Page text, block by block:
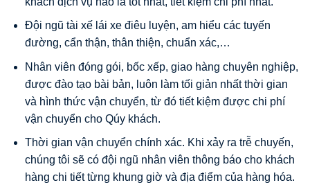
Đội ngũ tài xế lái xe điêu luyện, am hiểu các tuyến
đường, cẩn thận, thân thiện, chuẩn xác,…
Nhân viên đóng gói, bốc xếp, giao hàng chuyên nghiệp,
được đào tạo bài bản, luôn làm tối giản nhất thời gian
và hình thức vận chuyển, từ đó tiết kiệm được chi phí
vận chuyển cho Qúy khách.
Thời gian vận chuyển chính xác. Khi xảy ra trễ chuyến,
chúng tôi sẽ có đội ngũ nhân viên thông báo cho khách
hàng chi tiết từng khung giờ và địa điểm của hàng hóa.